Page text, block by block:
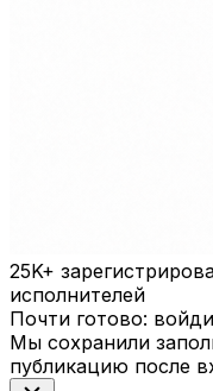
25K+
исполнителей
Почти готово:
Мы сохранили
публикацию после